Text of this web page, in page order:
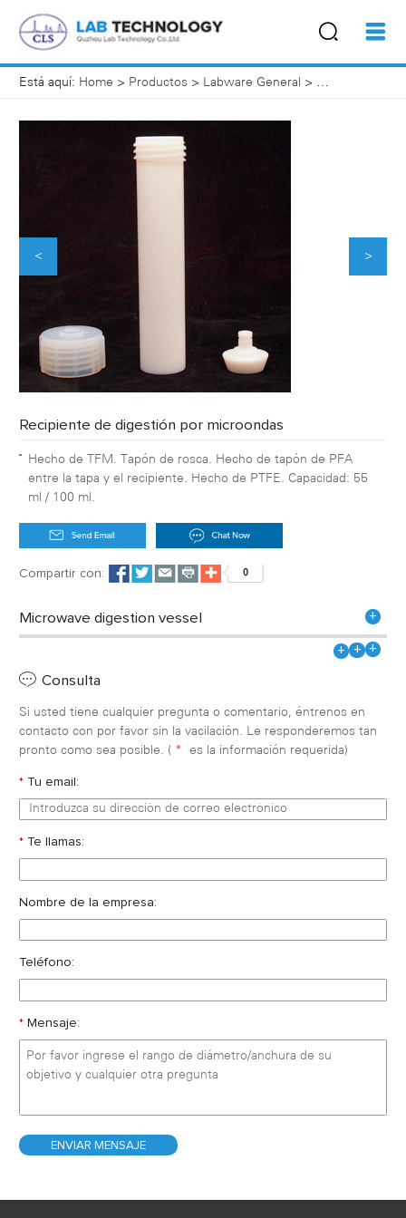
Está aquí: Home > Productos > Labware General >
< >
Recipiente de digestión por microondas
Hecho de TFM. Tapón de rosca. Hecho de tapón de PFA
entre la tapa y el recipiente. Hecho de PTFE. Capacidad: 55
ml / 100 ml.
Compartir con:
Microwave digestion vessel +
+
+
+
Consulta
Si usted tiene cualquier pregunta o comentario, éntrenos en
contacto con por favor sin la vacilación. Le responderemos tan
pronto como sea posible. ( * es la información requerida)
* Tu email:
* Te llamas:
Nombre de la empresa:
Teléfono:
* Mensaje: